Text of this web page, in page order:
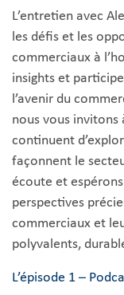
L’entretien avec
les défis et les
commerciaux à
insights et
l’avenir du
nous vous invitons
continuent
façonnent le
écoute et
perspectives
commerciaux et
polyvalents,
L’épisode 1 –